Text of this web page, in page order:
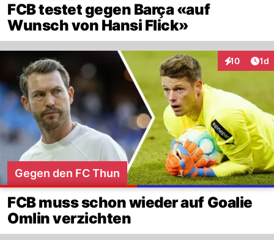
FCB testet gegen Barça «auf
Wunsch von Hansi Flick»
10 1d
Gegen den FC Thun
FCB muss schon wieder auf Goalie
Omlin verzichten